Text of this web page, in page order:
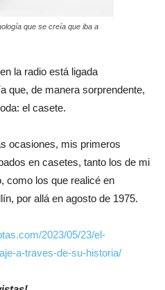
que se creía que iba a
la radio está ligada
que, de manera sorprendente,
el casete.
ocasiones, mis primeros
en casetes, tanto los de mi
como los que realicé en
por allá en agosto de 1975.
2023/05/23/el-
a-traves-de-su-historia/